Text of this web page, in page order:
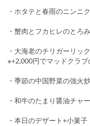
・ホタテと春雨のニンニ
・蟹肉とフカヒレのとろ
・大海老のチリガーリッ
※+2,000円でマッドクラ
・季節の中国野菜の強火
・和牛のたまり醤油チャ
・本日のデザート+小菓子